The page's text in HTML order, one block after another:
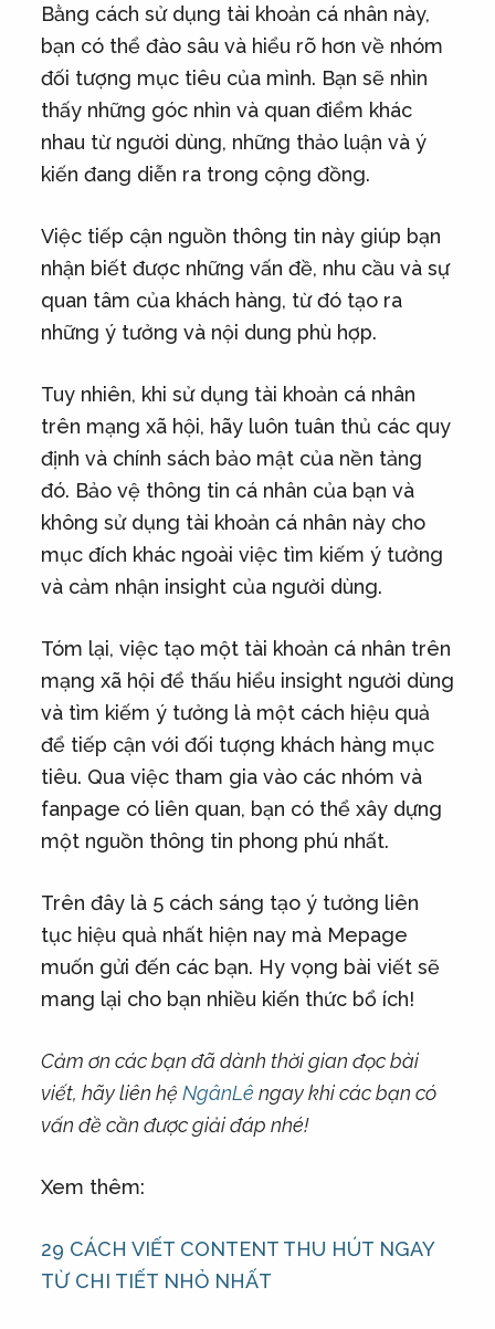
Bằng cách sử dụng tài khoản cá nhân này,
bạn có thể đào sâu và hiểu rõ hơn về nhóm
đối tượng mục tiêu của mình. Bạn sẽ nhìn
thấy những góc nhìn và quan điểm khác
nhau từ người dùng, những thảo luận và ý
kiến đang diễn ra trong cộng đồng.
Việc tiếp cận nguồn thông tin này giúp bạn
nhận biết được những vấn đề, nhu cầu và sự
quan tâm của khách hàng, từ đó tạo ra
những ý tưởng và nội dung phù hợp.
Tuy nhiên, khi sử dụng tài khoản cá nhân
trên mạng xã hội, hãy luôn tuân thủ các quy
định và chính sách bảo mật của nền tảng
đó. Bảo vệ thông tin cá nhân của bạn và
không sử dụng tài khoản cá nhân này cho
mục đích khác ngoài việc tìm kiếm ý tưởng
và cảm nhận insight của người dùng.
Tóm lại, việc tạo một tài khoản cá nhân trên
mạng xã hội để thấu hiểu insight người dùng
và tìm kiếm ý tưởng là một cách hiệu quả
để tiếp cận với đối tượng khách hàng mục
tiêu. Qua việc tham gia vào các nhóm và
fanpage có liên quan, bạn có thể xây dựng
một nguồn thông tin phong phú nhất.
Trên đây là 5 cách sáng tạo ý tưởng liên
tục hiệu quả nhất hiện nay mà Mepage
muốn gửi đến các bạn. Hy vọng bài viết sẽ
mang lại cho bạn nhiều kiến thức bổ ích!
Cảm ơn các bạn đã dành thời gian đọc bài
viết, hãy liên hệ NgânLê ngay khi các bạn có
vấn đề cần được giải đáp nhé!
Xem thêm:
29 CÁCH VIẾT CONTENT THU HÚT NGAY
TỪ CHI TIẾT NHỎ NHẤT